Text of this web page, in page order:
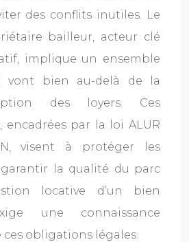
des conflits inutiles. Le
bailleur, acteur clé
implique un ensemble
vont bien au-delà de la
des loyers. Ces
encadrées par la loi ALUR
visent à protéger les
garantir la qualité du parc
locative d’un bien
une connaissance
obligations légales.